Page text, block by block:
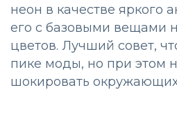
неон в качестве яркого
его с базовыми вещами
цветов. Лучший совет,
пике моды, но при этом
шокировать